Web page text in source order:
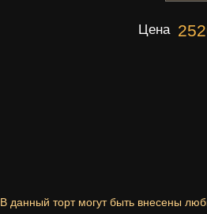
Цена
В данный торт могут быть внесены